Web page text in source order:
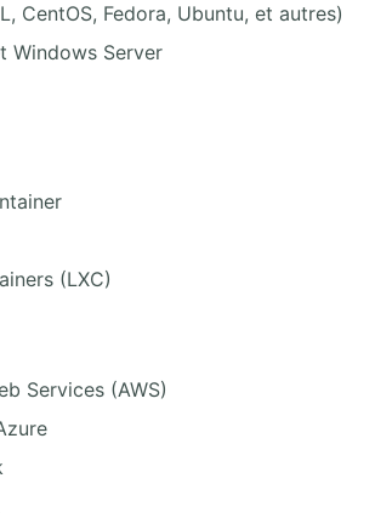
CentOS, Fedora, Ubuntu, et autres)
Windows Server
(LXC)
Services (AWS)